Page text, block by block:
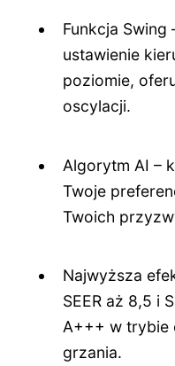
Funkcja
ustawienie
poziomie,
oscylacji.
Algorytm AI –
Twoje
Twoich
Najwyższa
SEER aż 8,5 i
A+++ w trybie
grzania.